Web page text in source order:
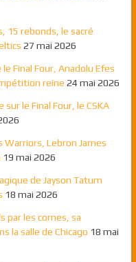
15 rebonds, le sacré
27 mai 2026
Final Four, Anadolu Efes
reine 24 mai 2026
le Final Four, le CSKA
Warriors, Lebron James
19 mai 2026
de Jayson Tatum
18 mai 2026
par les cornes, sa
la salle de Chicago 18 mai